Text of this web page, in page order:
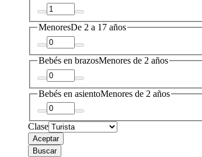
MenoresDe 2 a 17 años
Bebés en brazosMenores de 2 años
Bebés en asientoMenores de 2 años
Clase
Aceptar
Buscar